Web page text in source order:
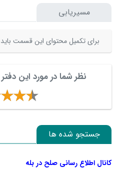
مسیریابی
برای تکمیل محتوای این قسمت
نظر شما در مورد این
جستجو شده ها
کانال اطلاع رسانی صلح در بله